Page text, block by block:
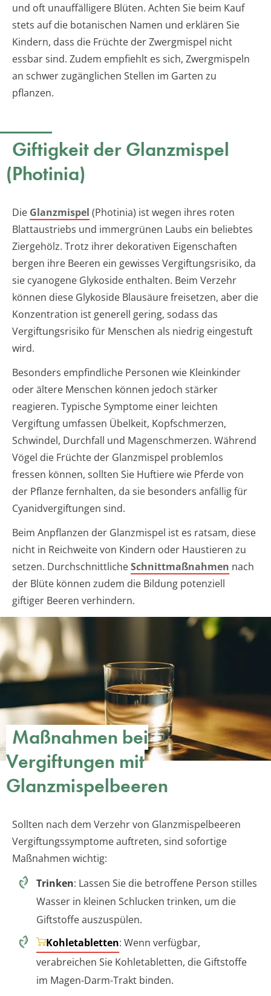
und oft unauffälligere Blüten. Achten Sie beim Kauf
stets auf die botanischen Namen und erklären Sie
Kindern, dass die Früchte der Zwergmispel nicht
essbar sind. Zudem empfiehlt es sich, Zwergmispeln
an schwer zugänglichen Stellen im Garten zu
pflanzen.
Giftigkeit der Glanzmispel
(Photinia)
Die Glanzmispel (Photinia) ist wegen ihres roten
Blattaustriebs und immergrünen Laubs ein beliebtes
Ziergehölz. Trotz ihrer dekorativen Eigenschaften
bergen ihre Beeren ein gewisses Vergiftungsrisiko, da
sie cyanogene Glykoside enthalten. Beim Verzehr
können diese Glykoside Blausäure freisetzen, aber die
Konzentration ist generell gering, sodass das
Vergiftungsrisiko für Menschen als niedrig eingestuft
wird.
Besonders empfindliche Personen wie Kleinkinder
oder ältere Menschen können jedoch stärker
reagieren. Typische Symptome einer leichten
Vergiftung umfassen Übelkeit, Kopfschmerzen,
Schwindel, Durchfall und Magenschmerzen. Während
Vögel die Früchte der Glanzmispel problemlos
fressen können, sollten Sie Huftiere wie Pferde von
der Pflanze fernhalten, da sie besonders anfällig für
Cyanidvergiftungen sind.
Beim Anpflanzen der Glanzmispel ist es ratsam, diese
nicht in Reichweite von Kindern oder Haustieren zu
setzen. DurchschnittlicheSchnittmaßnahmen nach
der Blüte können zudem die Bildung potenziell
giftiger Beeren verhindern.
Maßnahmen bei
Vergiftungen mit
Glanzmispelbeeren
Sollten nach dem Verzehr von Glanzmispelbeeren
Vergiftungssymptome auftreten, sind sofortige
Maßnahmen wichtig:
Trinken: Lassen Sie die betroffene Person stilles
Wasser in kleinen Schlucken trinken, um die
Giftstoffe auszuspülen.
Kohletabletten: Wenn verfügbar,
verabreichen Sie Kohletabletten, die Giftstoffe
im Magen-Darm-Trakt binden.